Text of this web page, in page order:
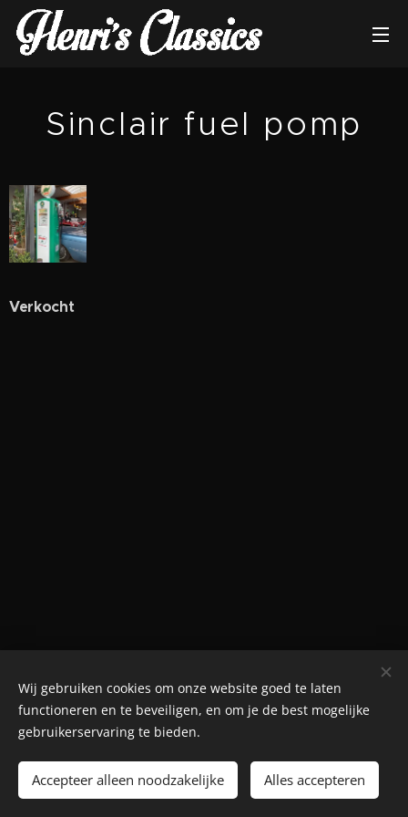
Sinclair fuel pomp
Verkocht
© Henri's classics
Cookies
Talen
Nederlands
American English Français
Wij gebruiken cookies om onze website goed te laten
functioneren en te beveiligen, en om je de best mogelijke
gebruikerservaring te bieden.
Accepteer alleen noodzakelijke Alles accepteren